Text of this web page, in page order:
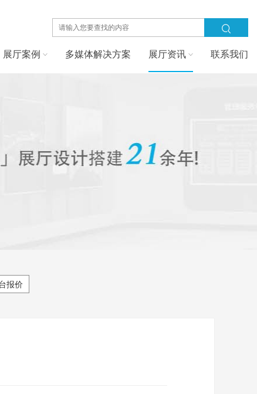
展厅案例 多媒体解决方案 展厅资讯 联系我们
报价